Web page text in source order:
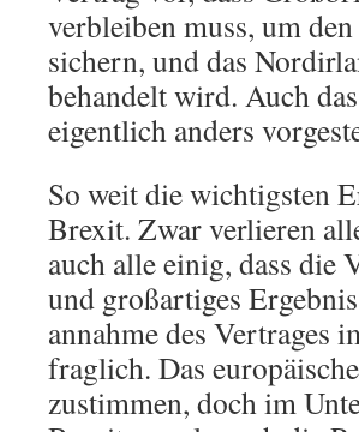
verbleiben muss, um
sichern, und das
behandelt wird. Auch
eigentlich anders
So weit die wichtigsten
Brexit. Zwar verlieren
auch alle einig, dass die
und großartiges
annahme des Vertrages
fraglich. Das
zustimmen, doch im